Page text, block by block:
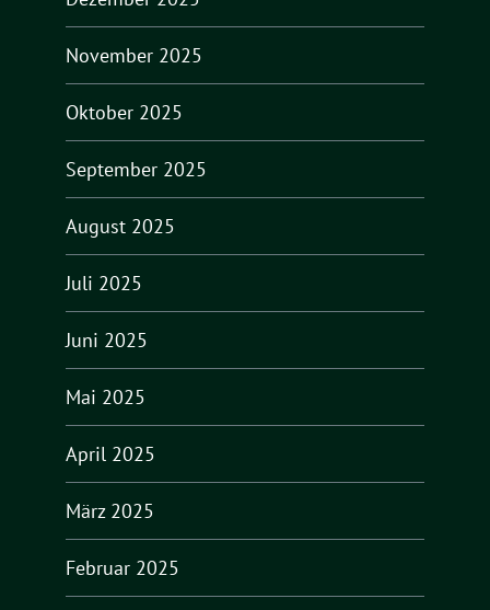
November 2025
Oktober 2025
September 2025
August 2025
Juli 2025
Juni 2025
Mai 2025
April 2025
März 2025
Februar 2025